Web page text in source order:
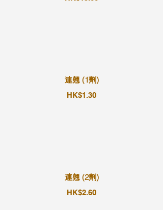
連翹 (1劑)
HK$1.30
連翹 (2劑)
HK$2.60